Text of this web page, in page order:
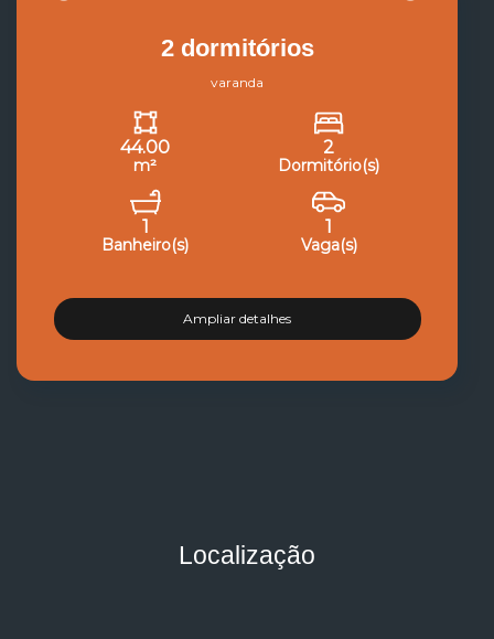
2 dormitórios
varanda
44.00
m²
2
Dormitório(s)
1
Banheiro(s)
1
Vaga(s)
Ampliar detalhes
Localização